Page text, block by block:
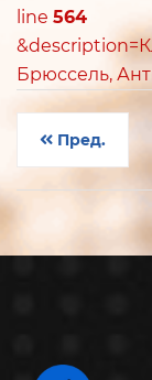
line 564
Брюссель,
Пред.